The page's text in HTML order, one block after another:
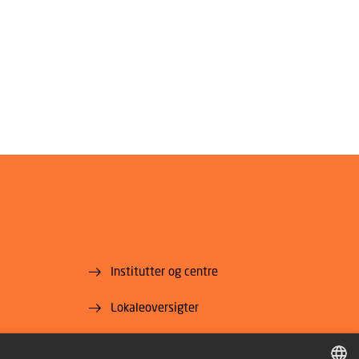
Institutter og centre
Lokaleoversigter